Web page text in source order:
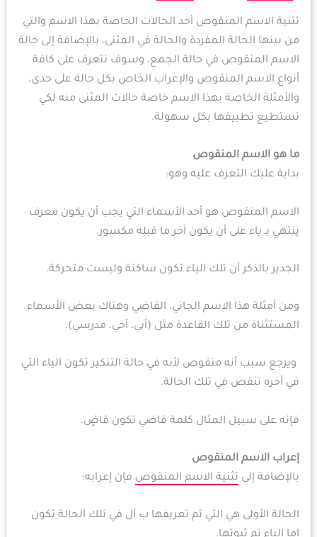
تثنية الاسم المنقوص أحد الحالات الخاصة بهذا الاسم والتي
من بينها الحالة المفردة والحالة في المثنى، بالإضافة إلى حالة
الاسم المنقوص في حالة الجمع، وسوف نتعرف على كافة
أنواع الاسم المنقوص والإعراب الخاص بكل حالة على حدى،
والأمثلة الخاصة بهذا الاسم خاصة حالات المثنى منه لكي
تستطيع تطبيقها بكل سهولة.
ما هو الاسم المنقوص
بداية عليك التعرف عليه وهو:
الاسم المنقوص هو أحد الأسماء التي يجب أن يكون معرف
ينتهي بـ ياء على أن يكون آخر ما قبله مكسور.
الجدير بالذكر أن تلك الياء تكون ساكنة وليست متحركة.
ومن أمثلة هذا الاسم الجاني، القاضي وهناك بعض الأسماء
المستثناة من تلك القاعدة مثل (أبي، أخي، مدرسي).
ويرجع سبب أنه منقوص لأنه في حالة التنكير تكون الياء التي
في آخره تنقص في تلك الحالة.
فإنه على سبيل المثال كلمة قاضي تكون قاضٍ.
إعراب الاسم المنقوص
بالإضافة إلى تثنية الاسم المنقوص فإن إعرابه:
الحالة الأولى هي التي تم تعريفها ب أل في تلك الحالة تكون
إما الياء تم ثبوتها.